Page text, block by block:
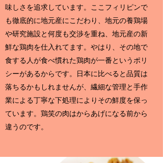
味しさを追求しています。ここフィリピンで
も徹底的に地元産にこだわり、地元の養鶏場
や研究施設と何度も交渉を重ね、地元産の新
鮮な鶏肉を仕入れてます。やはり、その地で
食する人が食べ慣れた鶏肉が一番というポリ
シーがあるからです。日本に比べると品質は
落ちるかもしれませんが、繊細な管理と手作
業による丁寧な下処理によりその鮮度を保っ
ています。鶏笑の肉はからあげになる前から
違うのです。